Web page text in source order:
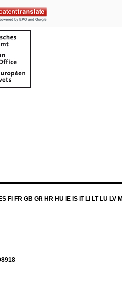
FI FR GB GR HR HU IE IS IT LI LT LU LV